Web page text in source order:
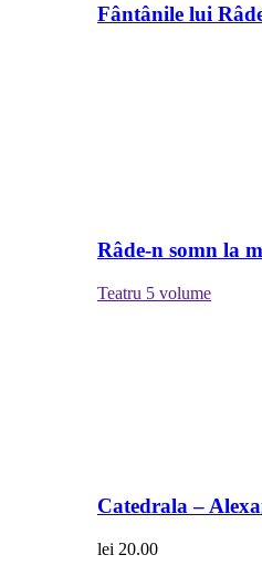
Fântânile lui
Râde-n somn la
Teatru 5 volume
Catedrala –
lei 20.00